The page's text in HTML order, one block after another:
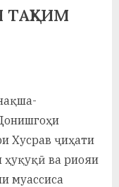
и
с
р
Хусрав ҷиҳати
ва риояи
муассиса